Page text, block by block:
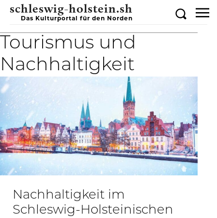
schleswig-holstein.sh
Das Kulturportal für den Norden
Tourismus und
Nachhaltigkeit
Nachhaltigkeit im
Schleswig-Holsteinischen